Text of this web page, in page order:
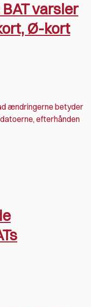
varsler
Ø-kort
ændringerne betyder
efterhånden